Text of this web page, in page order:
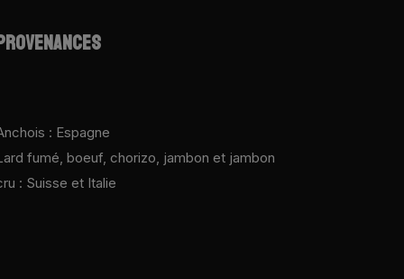
: Espagne
fumé, boeuf, chorizo, jambon et jambon
: Suisse et Italie